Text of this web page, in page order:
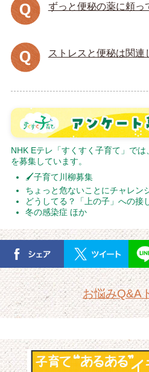
ずっと便秘の薬に頼っ
ストレスと便秘は関連
NHK Eテレ「すくすく子育て」で
を募集しています。
🖌子育て川柳募集
ちょっと危ないことにチャレン
どうしてる？「上の子」への接
冬の感染症 ほか
お悩みQ&A